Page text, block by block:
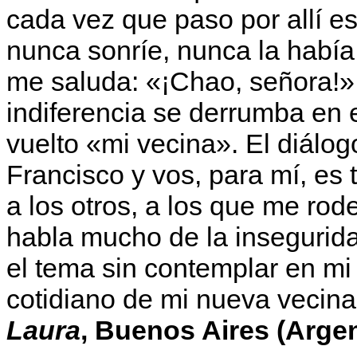
cada vez que paso por allí
nunca sonríe, nunca la
me saluda: «¡Chao,
indiferencia se derrumba en
vuelto «mi vecina». El
Francisco y vos, para mí, es
a los otros, a los que me
habla mucho de la
el tema sin contemplar en
cotidiano de mi nueva
Laura, Buenos Aires